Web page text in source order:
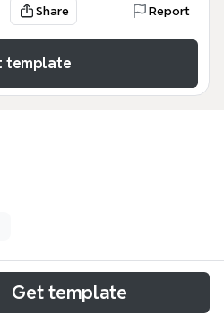
Share Report
template
Get template